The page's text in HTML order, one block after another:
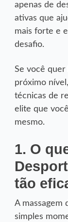
apenas de
ativas que
mais forte e
desafio.
Se você quer
próximo
técnicas de
elite que
mesmo.
1. O
tão
A massagem
simples